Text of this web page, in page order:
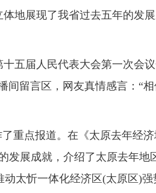
地展现了我省过去五年的发
届人民代表大会第一次会议
间留言区，网友真情感言：“
点报道。在《太原去年经济
发展成就，介绍了太原去年地
太忻一体化经济区(太原区)